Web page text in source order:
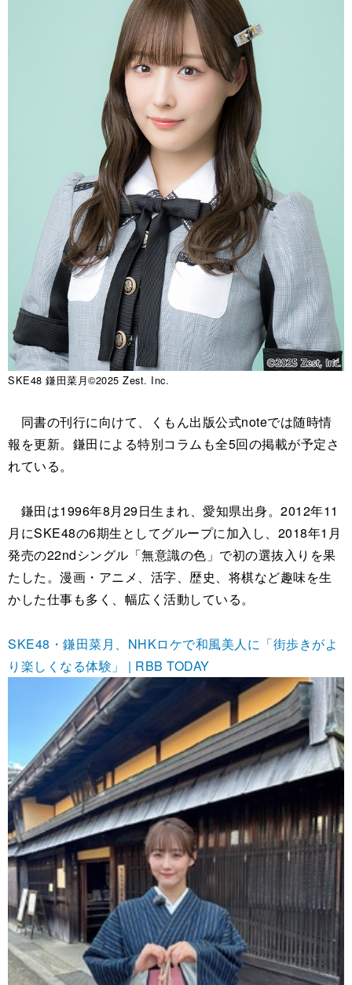
SKE48 鎌田菜月©2025 Zest. Inc.
同書の刊行に向けて、くもん出版公式noteでは随時情
報を更新。鎌田による特別コラムも全5回の掲載が予定さ
れている。
鎌田は1996年8月29日生まれ、愛知県出身。2012年11
月にSKE48の6期生としてグループに加入し、2018年1月
発売の22ndシングル「無意識の色」で初の選抜入りを果
たした。漫画・アニメ、活字、歴史、将棋など趣味を生
かした仕事も多く、幅広く活動している。
SKE48・鎌田菜月、NHKロケで和風美人に「街歩きがよ
り楽しくなる体験」 | RBB TODAY